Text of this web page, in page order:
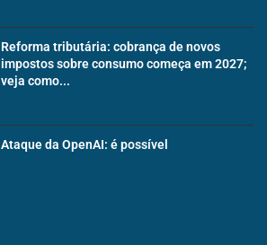
Reforma tributária: cobrança de novos
impostos sobre consumo começa em 2027;
veja como...
Ataque da OpenAI: é possível